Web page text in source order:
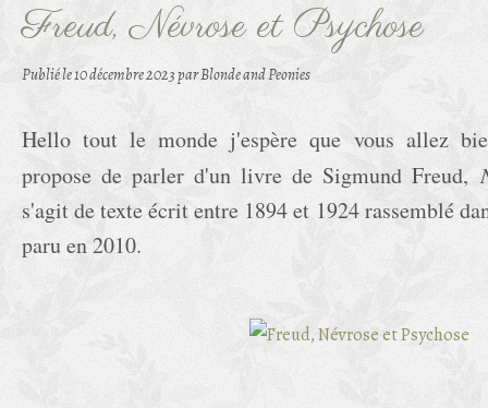
Freud, Névrose et Psychose
Publié le10 décembre 2023par Blonde and Peonies
Hello tout le monde j'espère que vous allez
propose de parler d'un livre de Sigmund Freud,
s'agit de texte écrit entre 1894 et 1924 rassemblé
paru en 2010.